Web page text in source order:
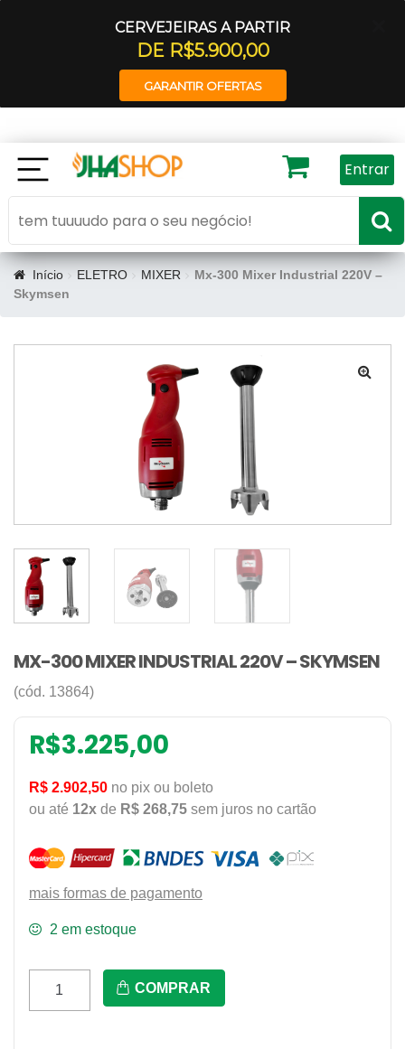
CERVEJEIRAS A PARTIR
DE R$5.900,00
GARANTIR OFERTAS
Entrar
Início ELETRO MIXER
Mx-300 Mixer Industrial 220V –
Skymsen
MX-300 MIXER INDUSTRIAL 220V – SKYMSEN
(cód. 13864)
R$3.225,00
R$ 2.902,50 no pix ou boleto
ou até 12x de R$ 268,75 sem juros no cartão
mais formas de pagamento
2 em estoque
COMPRAR